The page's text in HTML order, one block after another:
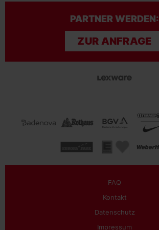
PARTNER WERDEN:
ZUR ANFRAGE
FAQ
Kontakt
Datenschutz
Impressum